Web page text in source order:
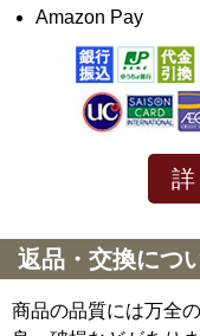
Amazon Pay
詳
返品・交換につ
商品の品質には万全